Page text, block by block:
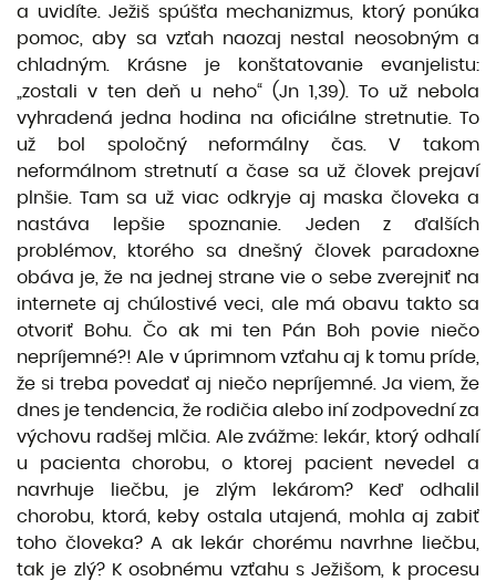
a uvidíte. Ježiš spúšťa mechanizmus, ktorý ponúka
pomoc, aby sa vzťah naozaj nestal neosobným a
chladným. Krásne je konštatovanie evanjelistu:
„zostali v ten deň u neho“ (Jn 1,39). To už nebola
vyhradená jedna hodina na oficiálne stretnutie. To
už bol spoločný neformálny čas. V takom
neformálnom stretnutí a čase sa už človek prejaví
plnšie. Tam sa už viac odkryje aj maska človeka a
nastáva lepšie spoznanie. Jeden z ďalších
problémov, ktorého sa dnešný človek paradoxne
obáva je, že na jednej strane vie o sebe zverejniť na
internete aj chúlostivé veci, ale má obavu takto sa
otvoriť Bohu. Čo ak mi ten Pán Boh povie niečo
nepríjemné?! Ale v úprimnom vzťahu aj k tomu príde,
že si treba povedať aj niečo nepríjemné. Ja viem, že
dnes je tendencia, že rodičia alebo iní zodpovední za
výchovu radšej mlčia. Ale zvážme: lekár, ktorý odhalí
u pacienta chorobu, o ktorej pacient nevedel a
navrhuje liečbu, je zlým lekárom? Keď odhalil
chorobu, ktorá, keby ostala utajená, mohla aj zabiť
toho človeka? A ak lekár chorému navrhne liečbu,
tak je zlý? K osobnému vzťahu s Ježišom, k procesu